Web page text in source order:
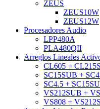
ZEUS
ZEUS10W
ZEUS12W
Procesadores Audio
LPP480A
PLA480QII
Arreglos Lineales
CL605 +
SC15SUB +
SC4.5 +
VS212SUB +
VS808 +